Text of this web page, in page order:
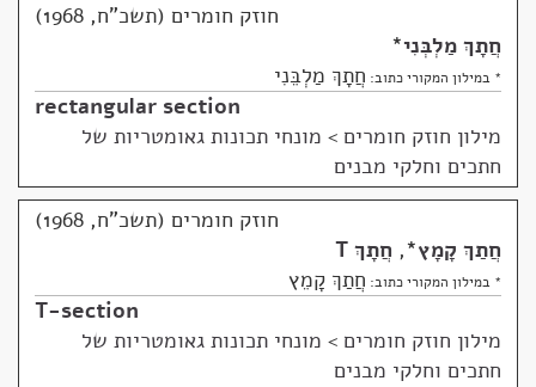
חוזק חומרים (תשכ"ח, 1968)
חֲתָךְ מַלְבְּנִי*
* במילון המקורי כתוב: חֲתָךְ מַלְבֵּנִי
rectangular section
מילון חוזק חומרים > מונחי תכונות גאומטריות של
חתכים וחלקי מבנים
חוזק חומרים (תשכ"ח, 1968)
חֲתַךְ קָמָץ*
, חֲתָךְ T
* במילון המקורי כתוב: חֲתַךְ קָמֵץ
T-section
מילון חוזק חומרים > מונחי תכונות גאומטריות של
חתכים וחלקי מבנים